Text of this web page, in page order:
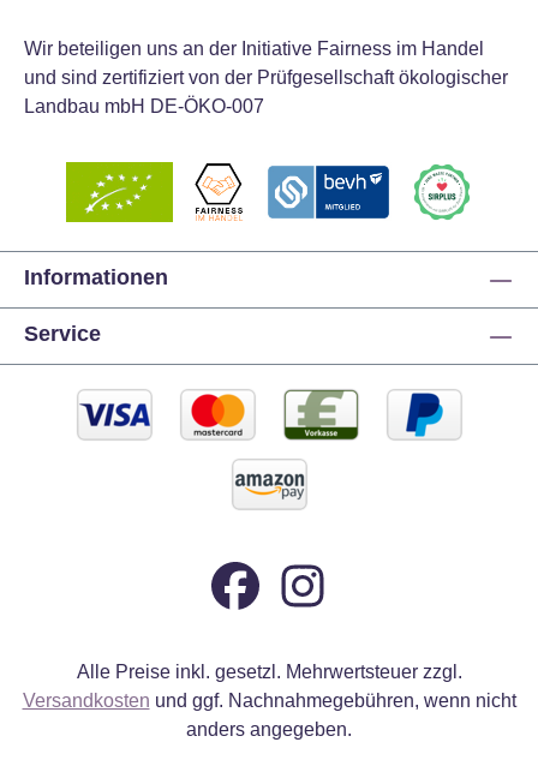
Wir beteiligen uns an der Initiative Fairness im Handel
und sind zertifiziert von der Prüfgesellschaft ökologischer
Landbau mbH DE-ÖKO-007
Informationen
Service
Alle Preise inkl. gesetzl. Mehrwertsteuer zzgl.
Versandkosten und ggf. Nachnahmegebühren, wenn nicht
anders angegeben.